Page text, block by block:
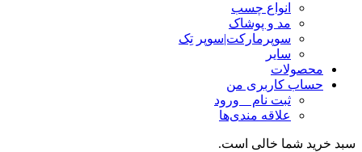
انواع چسب
مد و پوشاک
سوپرمارکت|سوپر تِک
سایر
محصولات
حساب کاربری من
ثبت نام _ ورود
علاقه مندی‌ها
سبد خرید شما خالی است.